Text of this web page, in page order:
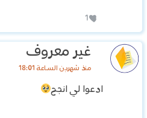
1
غير معروف
منذ شهرين الساعة 18:01
ادعوا لي انجح